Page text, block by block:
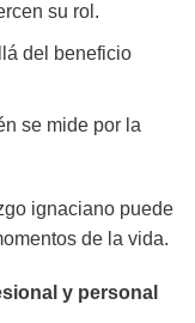
su rol.
del beneficio
se mide por la
ignaciano puede
de la vida.
y personal